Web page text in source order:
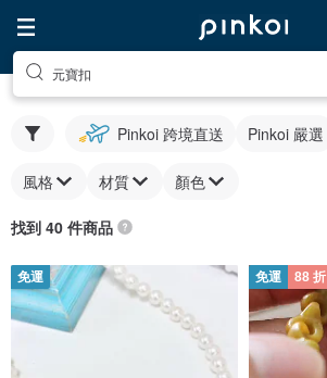
元寶扣
Pinkoi 跨境直送 Pinkoi 嚴選
風格 材質 顏色
找到 40 件商品
免運 免運 88 折